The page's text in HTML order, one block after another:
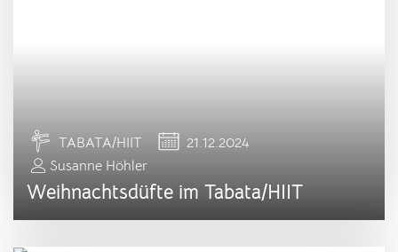
TABATA/HIIT
21.12.2024
Susanne Höhler
Weihnachtsdüfte im Tabata/HIIT